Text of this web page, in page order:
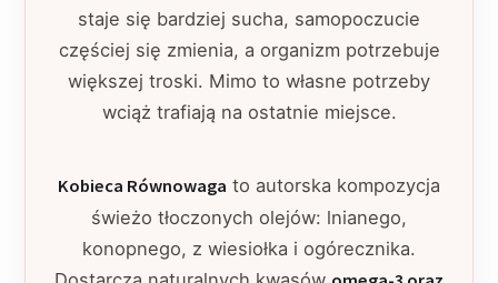
staje się bardziej sucha, samopoczucie
częściej się zmienia, a organizm potrzebuje
większej troski. Mimo to własne potrzeby
wciąż trafiają na ostatnie miejsce.
Kobieca Równowaga to autorska kompozycja
świeżo tłoczonych olejów: lnianego,
konopnego, z wiesiołka i ogórecznika.